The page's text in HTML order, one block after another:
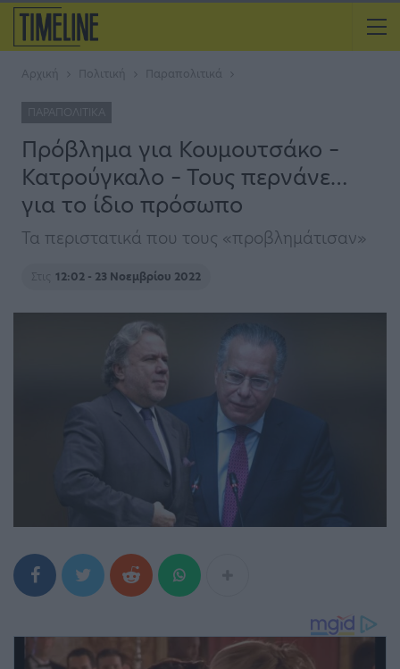
Αρχική Πολιτική Παραπολιτικά
ΠΑΡΑΠΟΛΙΤΙΚΆ
Πρόβλημα για Κουμουτσάκο –
Κατρούγκαλο – Τους περνάνε…
για το ίδιο πρόσωπο
Τα περιστατικά που τους «προβλημάτισαν»
Στις 12:02 - 23 Νοεμβρίου 2022